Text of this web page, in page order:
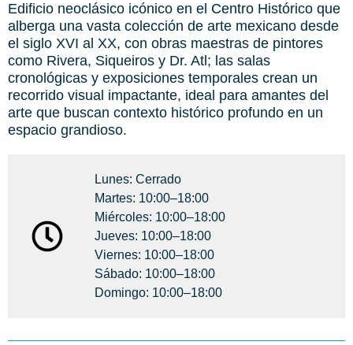
Edificio neoclásico icónico en el Centro Histórico que
alberga una vasta colección de arte mexicano desde
el siglo XVI al XX, con obras maestras de pintores
como Rivera, Siqueiros y Dr. Atl; las salas
cronológicas y exposiciones temporales crean un
recorrido visual impactante, ideal para amantes del
arte que buscan contexto histórico profundo en un
espacio grandioso.
Lunes: Cerrado
Martes: 10:00–18:00
Miércoles: 10:00–18:00
Jueves: 10:00–18:00
Viernes: 10:00–18:00
Sábado: 10:00–18:00
Domingo: 10:00–18:00